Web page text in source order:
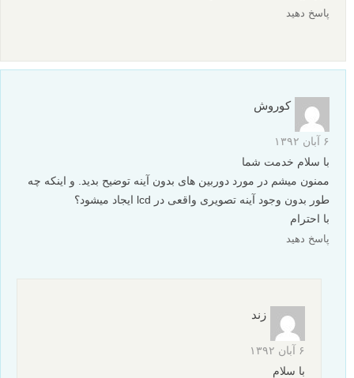
پاسخ دهید
کوروش
۶ آبان ۱۳۹۲
با سلام خدمت شما
ممنون میشم در مورد دوربین های بدون آینه توضیح بدید. و اینکه چه
طور بدون وجود آینه تصویری واقعی در lcd ایجاد میشود؟
با احترام
پاسخ دهید
زند
۶ آبان ۱۳۹۲
با سلام